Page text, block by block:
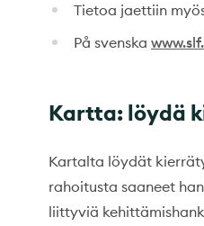
Tietoa jaettiin
På svenska
Kartta: löydä
Kartalta löydät
rahoitusta saaneet
liittyviä